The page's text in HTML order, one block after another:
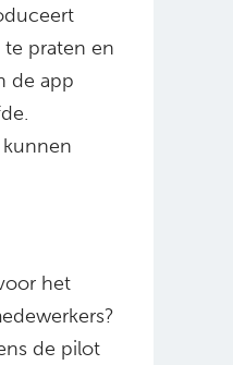
te praten en
de app
het
de pilot